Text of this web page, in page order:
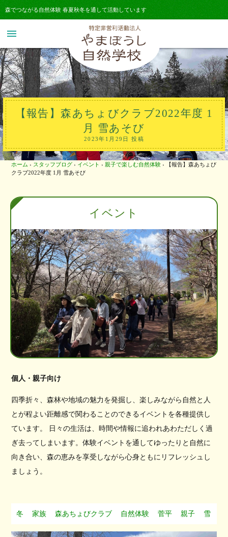
森でつながる自然体験 春夏秋冬を通して活動しています
menu
【報告】森あちょびクラブ2022年度 1
月 雪あそび
2023年1月29日 投稿
ホーム › スタッフブログ › イベント › 親子で楽しむ自然体験 › 【報告】森あちょび
クラブ2022年度 1月 雪あそび
イベント
個人・親子向け
四季折々、森林や地域の魅力を発掘し、楽しみながら自然と人
とが程よい距離感で関わることのできるイベントを各種提供し
ています。 日々の生活は、時間や情報に追われあわただしく過
ぎ去ってしまいます。体験イベントを通してゆったりと自然に
向き合い、森の恵みを享受しながら心身ともにリフレッシュし
ましょう。
冬 家族 森あちょびクラブ 自然体験 菅平 親子 雪